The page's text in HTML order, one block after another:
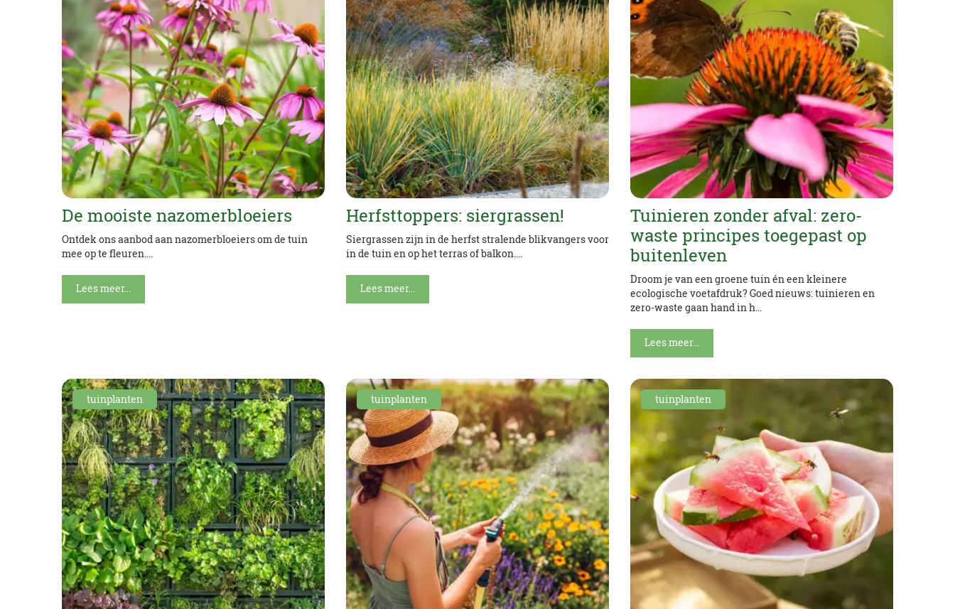
De mooiste nazomerbloeiers
Ontdek ons aanbod aan nazomerbloeiers om de tuin
mee op te fleuren....
Lees meer...
Herfsttoppers: siergrassen!
Siergrassen zijn in de herfst stralende blikvangers voor
in de tuin en op het terras of balkon....
Lees meer...
Tuinieren zonder afval: zero-
waste principes toegepast op
buitenleven
Droom je van een groene tuin én een kleinere
ecologische voetafdruk? Goed nieuws: tuinieren en
zero-waste gaan hand in h...
Lees meer...
tuinplanten tuinplanten tuinplanten